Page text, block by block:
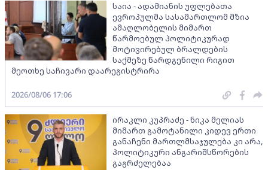
საია - ადამიანის უფლებათა
ევროპულმა სასამართლომ მზია
ამაღლობელის მიმართ
წარმოებულ პოლიტიკურად
მოტივირებულ ბრალდების
საქმეზე წარდგენილი რიგით
მეოთხე საჩივარი დაარეგისტრირა
2026/08/06 17:06
ირაკლი კუპრაძე - ნიკა მელიას
მიმართ გამოტანილი კიდევ ერთი
განაჩენი მართლმსაჯულება კი არა,
პოლიტიკური ანგარიშსწორების
გაგრძელებაა